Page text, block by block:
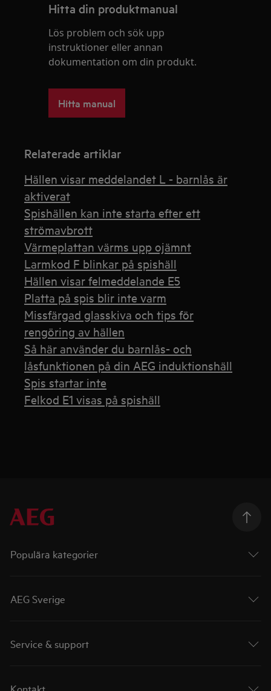
Hitta din produktmanual
Lös problem och sök upp
instruktioner eller annan
dokumentation om din produkt.
Hitta manual
Relaterade artiklar
Hällen visar meddelandet L - barnlås är
aktiverat
Spishällen kan inte starta efter ett
strömavbrott
Värmeplattan värms upp ojämnt
Larmkod F blinkar på spishäll
Hällen visar felmeddelande E5
Platta på spis blir inte varm
Missfärgad glasskiva och tips för
rengöring av hällen
Så här använder du barnlås- och
låsfunktionen på din AEG induktionshäll
Spis startar inte
Felkod E1 visas på spishäll
Populära kategorier
AEG Sverige
Service & support